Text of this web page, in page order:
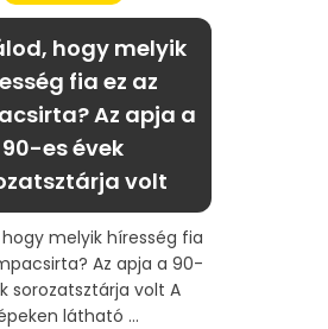
hogy melyik
fia ez az
Az apja a
90-es évek
volt
melyik híresség fia
Az apja a 90-
sorozatsztárja volt A
látható ...